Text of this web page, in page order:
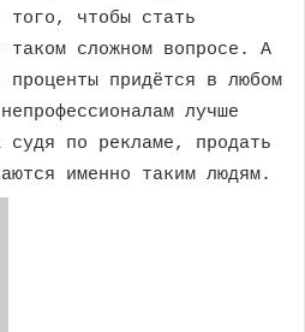
того, чтобы стать
таком сложном вопросе. А
проценты придётся в любом
лучше
по рекламе, продать
именно таким людям.